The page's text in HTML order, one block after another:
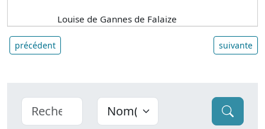
Louise de Gannes de Falaize
précédent suivante